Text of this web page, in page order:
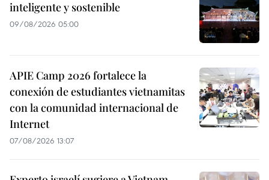
inteligente y sostenible
09/08/2026 05:00
APIE Camp 2026 fortalece la
conexión de estudiantes vietnamitas
con la comunidad internacional de
Internet
07/08/2026 13:07